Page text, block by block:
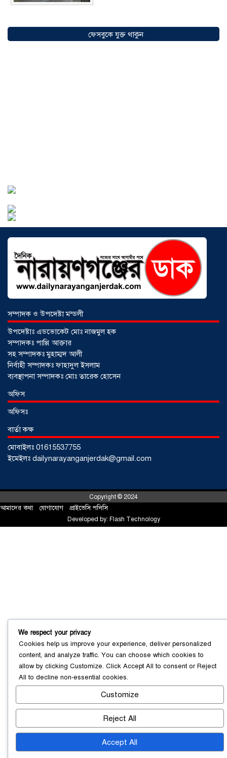
অগ্রযাত্রায় নতুন অধ্যায়, উদ্বোধন হলো ‘শিফা
মোহাম্মদিয়া ফিশারিজ’
০৫ আগস্ট ২০২৬
শর্টগান
০৩ আগস্ট ২০২৬
সোনারগাঁয়ে পরিত্যক্ত উন্নয়ন প্রকল্প:
ঠিকাদারের গাফিলতি নাকি তদারকির অভাব
০২ আগস্ট ২০২৬
নারায়ণগঞ্জে জাতীয় যুব শক্তির নতুন কমিটি,
নেতৃত্বে বাঁধন-ইমন
ফেসবুকে যুক্ত থাকুন
সম্পাদক ও উপদেষ্টা মন্ডলী
উপদেষ্টাঃ এডভোকেট মোঃ নাজমুল হক
সম্পাদকঃ পাপ্পি আক্তার
সহ সম্পাদকঃ মুহাম্মদ আলী
নির্বাহী সম্পাদকঃ ফাহাদুল ইসলাম
ব্যবস্থাপনা সম্পাদকঃ মোঃ তারেক হোসেন
অফিস
অফিসঃ
বার্তা কক্ষ
মোবাইলঃ 01615537755
ইমেইলঃ dailynarayanganjerdak@gmail.com
Copyright © 2024
আমাদের কথা যোগাযোগ প্রাইভেসি পলিসি
Developed by: Flash Technology
We respect your privacy
Cookies help us improve your experience, deliver personalized
content, and analyze traffic. You can choose which cookies to
allow by clicking Customize. Click Accept All to consent orReject
All to decline non-essential cookies.
Customize
Reject All
Accept All